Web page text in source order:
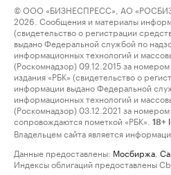
© ООО «БИЗНЕСПРЕСС», АО
2026. Сообщения и материалы
(свидетельство о регистрации
выдано Федеральной службой по
информационных технологий и
(Роскомнадзор) 09.12.2015 за
издания «РБК» (свидетельство о
информации выдано Федеральной
информационных технологий и
(Роскомнадзор) 03.12.2021 за
сопровождаются пометкой «РБК».
18+
Владельцем сайта является
Данные предоставлены: Мосбиржа
Индексы облигаций предоставлены